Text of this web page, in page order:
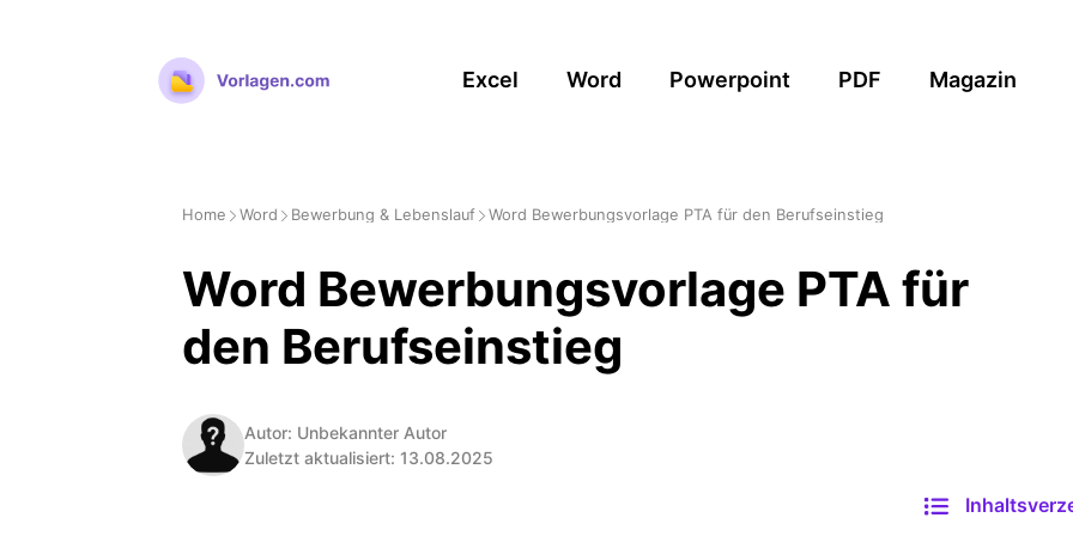
Excel Word Powerpoint PDF Magazin
Home Word Bewerbung & Lebenslauf Word Bewerbungsvorlage PTA für den Berufseinstieg
Word Bewerbungsvorlage PTA für
den Berufseinstieg
Autor: Unbekannter Autor
Zuletzt aktualisiert: 13.08.2025